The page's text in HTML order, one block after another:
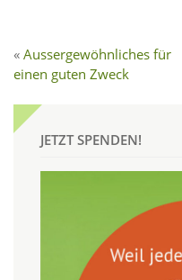
Aussergewöhnliches für
einen guten Zweck
JETZT SPENDEN!